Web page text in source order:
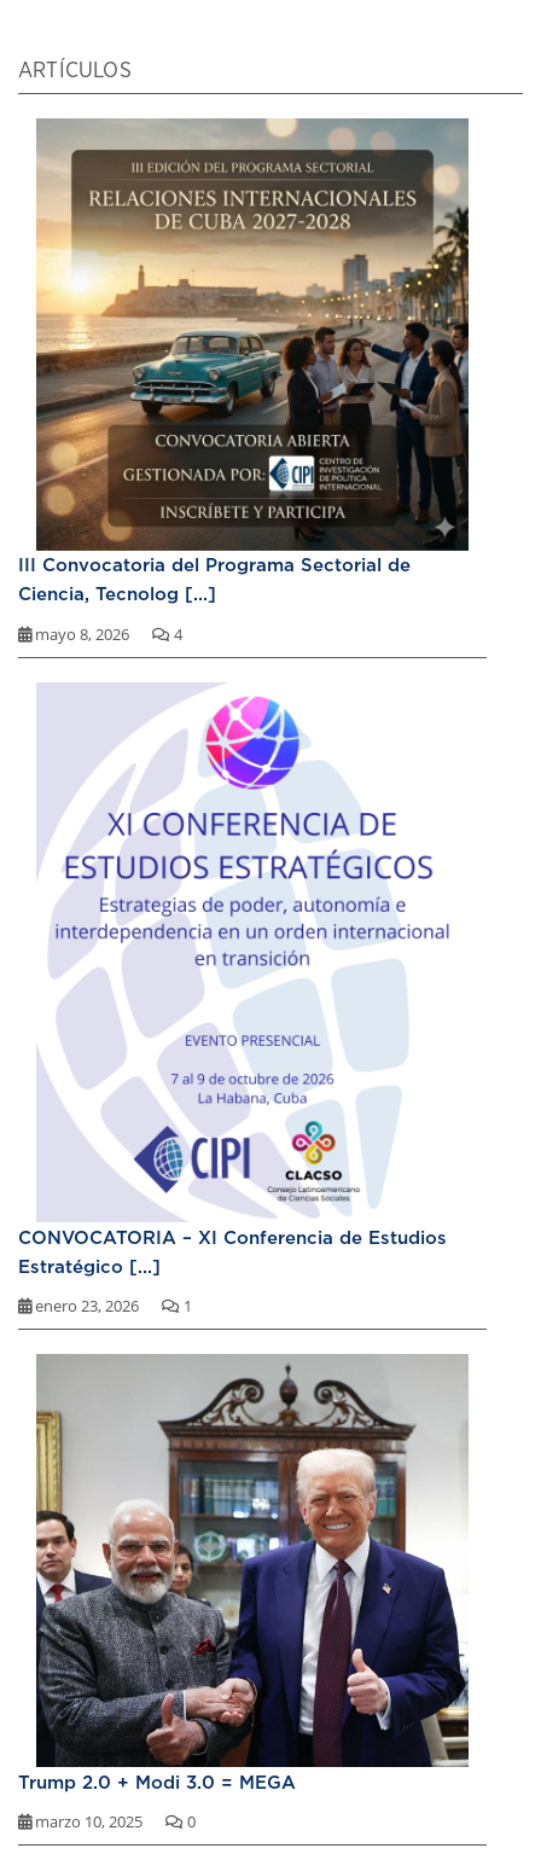
ARTÍCULOS
III Convocatoria del Programa Sectorial de
Ciencia, Tecnolog [...]
mayo 8, 2026 4
CONVOCATORIA – XI Conferencia de Estudios
Estratégico [...]
enero 23, 2026 1
Trump 2.0 + Modi 3.0 = MEGA
marzo 10, 2025 0